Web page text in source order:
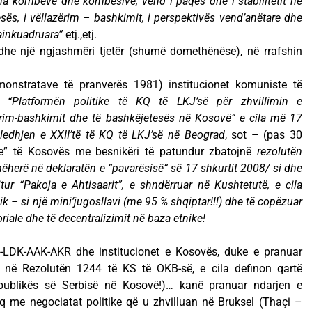
i vëllazërim – bashkimit, i perspektivës vend’anëtare dhe
etj.,etj.
një ngjashmëri tjetër (shumë domethënëse), në rrafshin
të pranverës 1981) institucionet komuniste të
politike të KQ të LKJ’së për zhvillimin e
bashkimit dhe të bashkëjetesës në Kosovë” e cila më 17
e XXII’të të KQ të LKJ’së në Beograd, sot – (pas 30
të Kosovës me besnikëri të patundur zbatojnë rezolutën
në deklaratën e “pavarësisë” së 17 shkurtit 2008/ si dhe
“Pakoja e Ahtisaarit”, e shndërruar në Kushtetutë, e cila
– si një mini’jugosllavi (me 95 % shqiptar!!!) dhe të copëzuar
dhe të decentralizimit në baza etnike!
AAK-AKR dhe institucionet e Kosovës, duke e pranuar
në Rezolutën 1244 të KS të OKB-së, e cila definon qartë
së Serbisë në Kosovë!)… kanë pranuar ndarjen e
me negociatat politike që u zhvilluan në Bruksel (Thaçi –